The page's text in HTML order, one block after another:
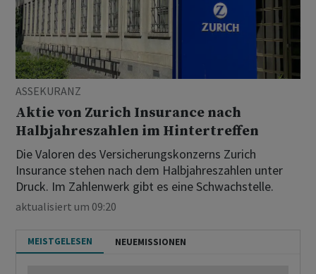
ASSEKURANZ
Aktie von Zurich Insurance nach
Halbjahreszahlen im Hintertreffen
Die Valoren des Versicherungskonzerns Zurich
Insurance stehen nach dem Halbjahreszahlen unter
Druck. Im Zahlenwerk gibt es eine Schwachstelle.
aktualisiert um 09:20
MEISTGELESEN NEUEMISSIONEN